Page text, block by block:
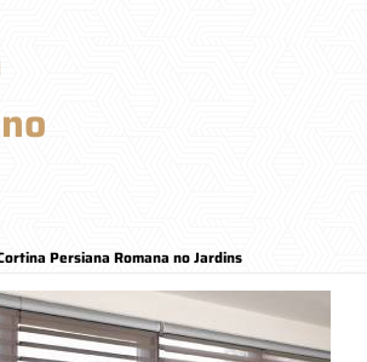
Persiana Romana no Jardins